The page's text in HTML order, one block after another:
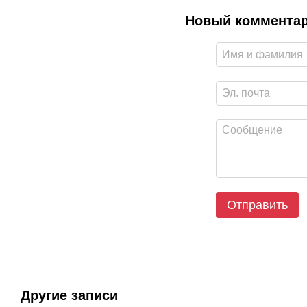
Новый
Отправить
Другие записи